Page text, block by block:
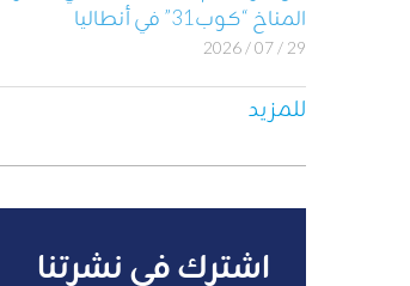
المناخ “كوب31” في أنطاليا
29 / 07 / 2026
للمزيد
اشترك في نشرتنا